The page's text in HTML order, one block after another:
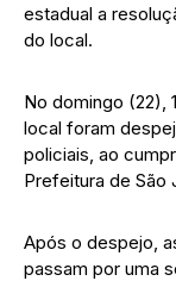
estadual a
do local.
No domingo (22),
local foram
policiais, ao
Prefeitura de São
Após o despejo,
passam por uma